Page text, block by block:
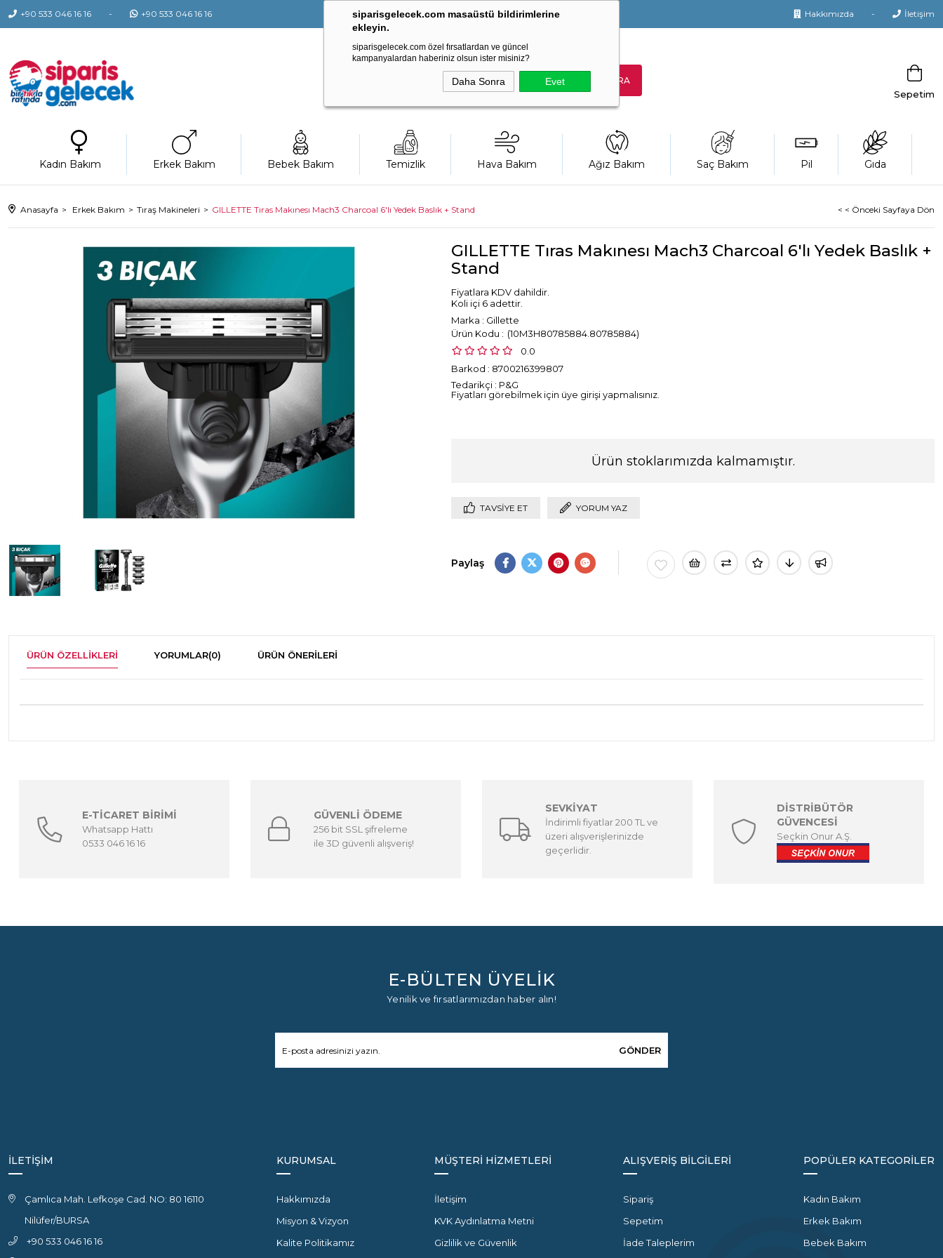
siparisgelecek.com masaüstü bildirimlerine
ekleyin.
siparisgelecek.com özel fırsatlardan ve güncel
kampanyalardan haberiniz olsun ister misiniz?
Daha Sonra Evet
+90 533 046 16 16 +90 533 046 16 16 Hakkımızda İletişim
Sepetim
Kadın Bakım Erkek Bakım Bebek Bakım Temizlik Hava Bakım Ağız Bakım Saç Bakım Pil Gıda
Anasayfa Erkek Bakım Tıraş Makineleri GILLETTE Tıras Makınesı Mach3 Charcoal 6'lı Yedek Baslık + Stand < < Önceki Sayfaya Dön
GILLETTE Tıras Makınesı Mach3 Charcoal 6'lı Yedek Baslık +
Stand
Fiyatlara KDV dahildir.
Koli içi 6 adettir.
Marka : Gillette
(10M3H80785884.80785884)
0.0
Barkod : 8700216399807
Tedarikçi : P&G
Fiyatları görebilmek için üye girişi yapmalısınız.
Ürün stoklarımızda kalmamıştır.
TAVSIYE ET YORUM YAZ
Paylaş
ÜRÜN ÖZELLIKLERI YORUMLAR(0) ÜRÜN ÖNERILERI
E-TİCARET BİRİMİ
Whatsapp Hattı
0533 046 16 16
GÜVENLİ ÖDEME
256 bit SSL şifreleme
ile 3D güvenli alışveriş!
SEVKİYAT
İndirimli fiyatlar 200 TL ve
üzeri alışverişlerinizde
geçerlidir.
DİSTRİBÜTÖR
GÜVENCESİ
Seçkin Onur A.Ş.
E-BÜLTEN ÜYELİK
Yenilik ve fırsatlarımızdan haber alın!
GÖNDER
İLETİŞİM
Çamlıca Mah. Lefkoşe Cad. NO: 80 16110
Nilüfer/BURSA
+90 533 046 16 16
KURUMSAL
Hakkımızda
Misyon & Vizyon
Kalite Politikamız
MÜŞTERİ HİZMETLERİ
İletişim
KVK Aydınlatma Metni
Gizlilik ve Güvenlik
ALIŞVERİŞ BİLGİLERİ
Sipariş
Sepetim
İade Taleplerim
POPÜLER KATEGORİLER
Kadın Bakım
Erkek Bakım
Bebek Bakım